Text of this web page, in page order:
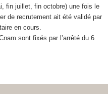
fin juillet, fin octobre) une fois le
de recrutement ait été validé par
en cours.
sont fixés par l’arrêté du 6